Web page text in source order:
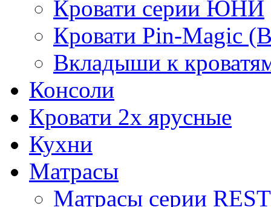
Кровати серии ЮНИ
Кровати Pin-Magic
Вкладыши к
Консоли
Кровати 2х ярусные
Кухни
Матрасы
Матрасы серии REST